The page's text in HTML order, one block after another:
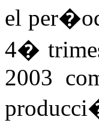
el
4�
2003